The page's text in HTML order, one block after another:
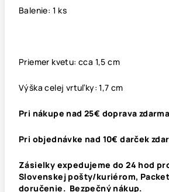
Balenie: 1 ks
Priemer kvetu: cca 1,5 cm
Výška celej vrtuľky: 1,7 cm
Pri nákupe nad 25€ doprava
Pri objednávke nad 10€ darček
Zásielky expedujeme do 24 hod
Slovenskej pošty/kuriérom,
doručenie. Bezpečný nákup.